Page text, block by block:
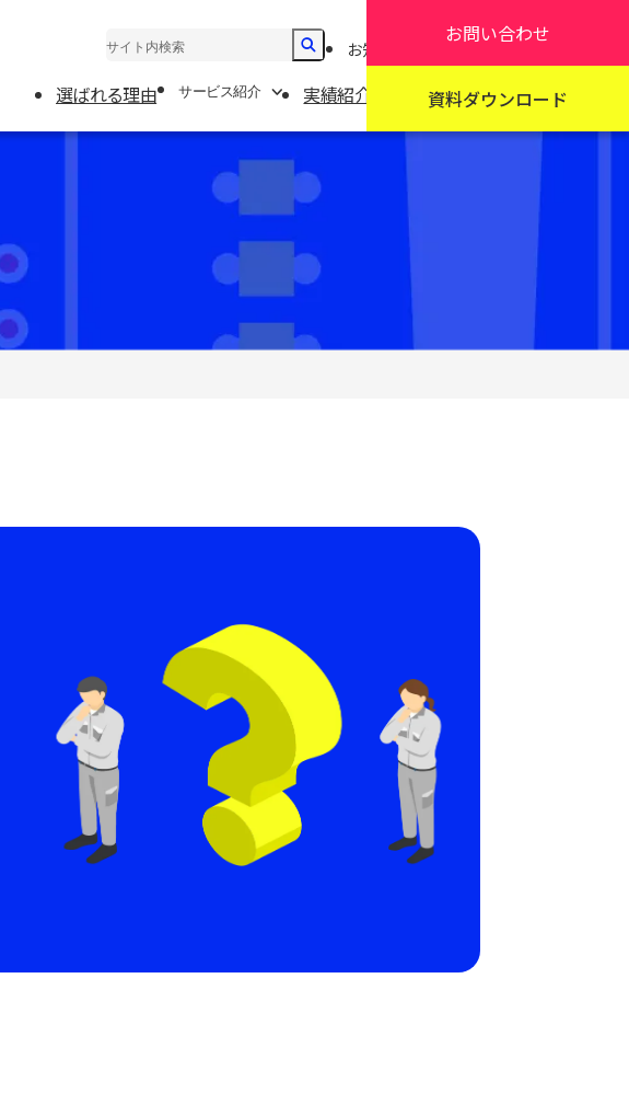
お知らせ 採用情報 見積もり依頼
選ばれる理由 サービス紹介
ハーネス加工
実績紹介 ご検討中の方へ 会社案内
お問い合わせ
資料ダウンロード